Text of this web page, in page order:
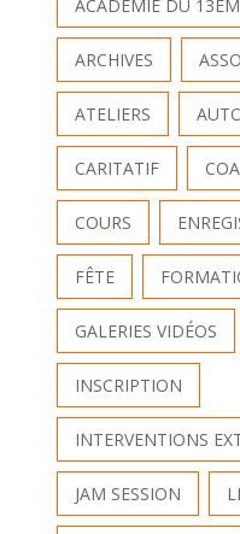
ACADÉMIE DU
ARCHIVES
ATELIERS
CARITATIF
COURS
FÊTE
GALERIES VIDÉOS
INSCRIPTION
INTERVENTIONS
JAM SESSION